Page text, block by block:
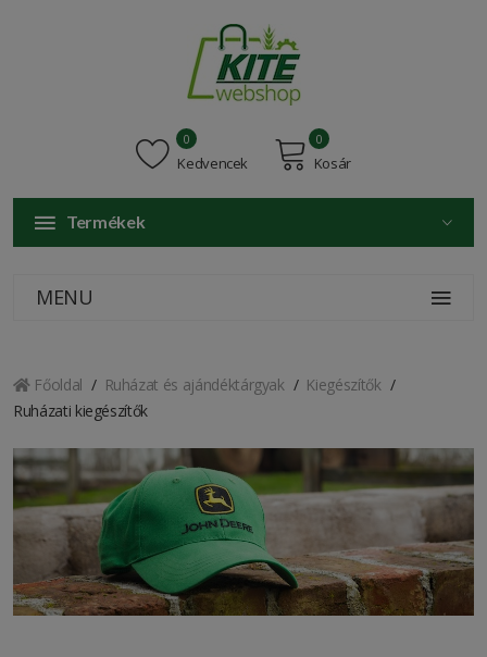
Kedvencek
0
Kosár
0
Termékek
MENU
Főoldal Ruházat és ajándéktárgyak
Kiegészítők
Ruházati kiegészítők